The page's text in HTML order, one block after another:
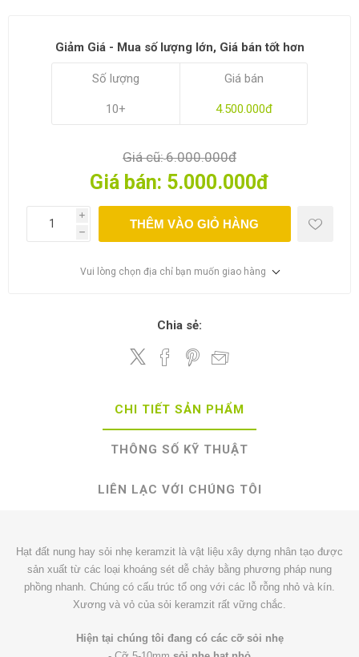
Giảm Giá - Mua số lượng lớn, Giá bán tốt hơn
Số lượng
10+
Giá bán
4.500.000đ
Giá cũ:6.000.000đ
Giá bán: 5.000.000đ
i
h
THÊM VÀO GIỎ HÀNG
Vui lòng chọn địa chỉ bạn muốn giao hàng
Chia sẻ:
CHI TIẾT SẢN PHẨM
THÔNG SỐ KỸ THUẬT
LIÊN LẠC VỚI CHÚNG TÔI
Hạt đất nung hay sỏi nhẹ keramzit là vật liệu xây dựng nhân tạo được
sản xuất từ các loại khoáng sét dễ chảy bằng phương pháp nung
phồng nhanh. Chúng có cấu trúc tổ ong với các lỗ rỗng nhỏ và kín.
Xương và vỏ của sỏi keramzit rất vững chắc.
Hiện tại chúng tôi đang có các cỡ sỏi nhẹ